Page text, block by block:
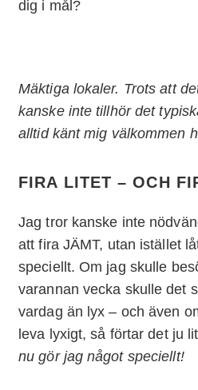
dig i mål?
Mäktiga lokaler. Trots att
kanske inte tillhör det
alltid känt mig välkommen
FIRA LITET – OCH
Jag tror kanske inte
att fira JÄMT, utan istället
speciellt. Om jag skulle
varannan vecka skulle det
vardag än lyx – och även
leva lyxigt, så förtar det ju
nu gör jag något speciellt!